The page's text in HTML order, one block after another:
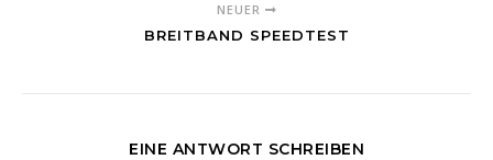
NEUER
BREITBAND SPEEDTEST
EINE ANTWORT SCHREIBEN